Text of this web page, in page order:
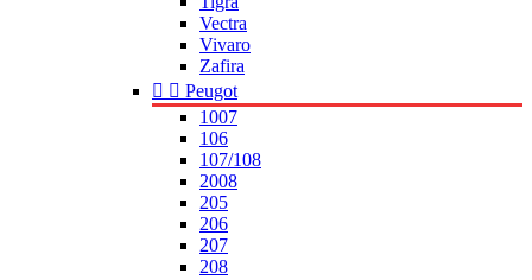
Vectra
Vivaro
Zafira
  Peugot
1007
106
107/108
2008
205
206
207
208